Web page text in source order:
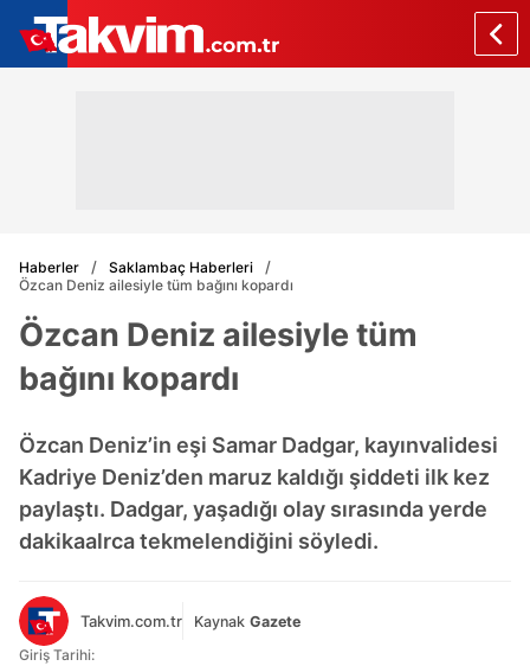
Haberler
Saklambaç Haberleri
Özcan Deniz ailesiyle tüm bağını kopardı
Özcan Deniz ailesiyle tüm
bağını kopardı
Özcan Deniz’in eşi Samar Dadgar, kayınvalidesi
Kadriye Deniz’den maruz kaldığı şiddeti ilk kez
paylaştı. Dadgar, yaşadığı olay sırasında yerde
dakikaalrca tekmelendiğini söyledi.
Takvim.com.tr Kaynak Gazete
Giriş Tarihi: